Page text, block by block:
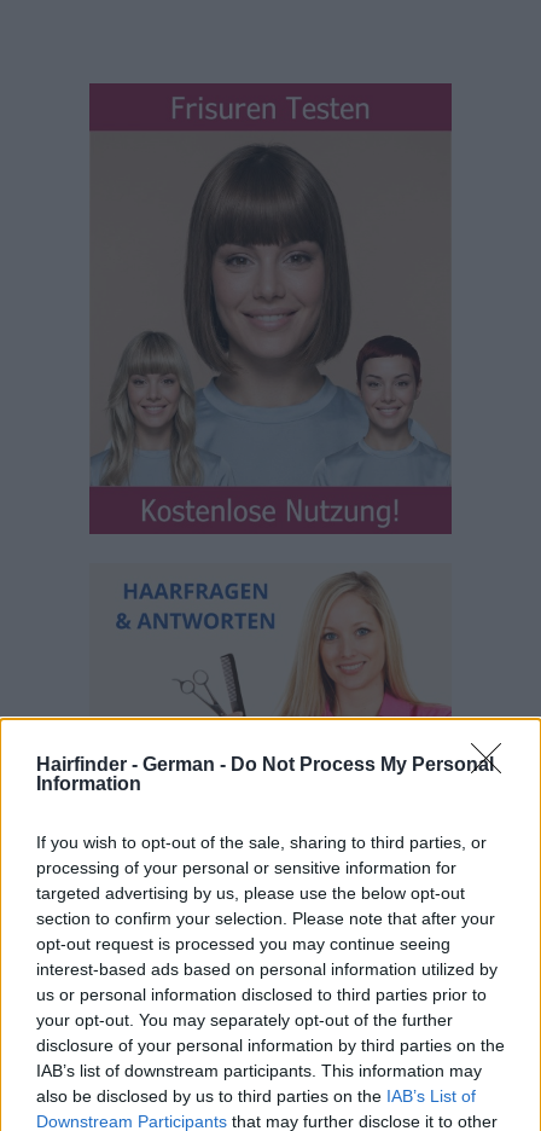
Hairfinder - German - Do Not Process My Personal
Information
If you wish to opt-out of the sale, sharing to third parties, or
processing of your personal or sensitive information for
targeted advertising by us, please use the below opt-out
section to confirm your selection. Please note that after your
opt-out request is processed you may continue seeing
interest-based ads based on personal information utilized by
us or personal information disclosed to third parties prior to
your opt-out. You may separately opt-out of the further
disclosure of your personal information by third parties on the
IAB’s list of downstream participants. This information may
also be disclosed by us to third parties on the IAB’s List of
Downstream Participants that may further disclose it to other